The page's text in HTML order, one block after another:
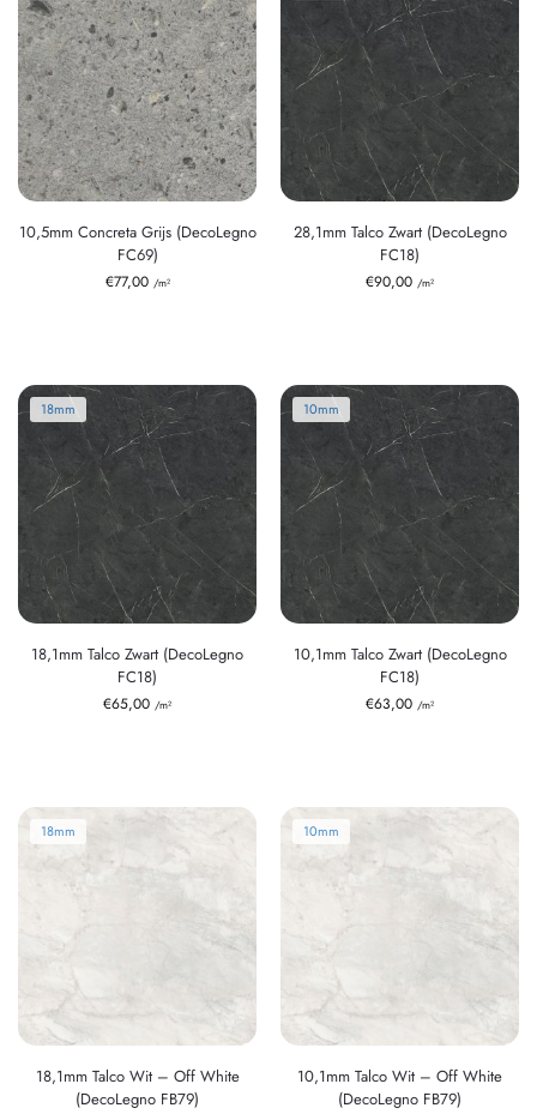
10,5mm Concreta Grijs (DecoLegno
FC69)
€77,00 /m²
28,1mm Talco Zwart (DecoLegno
FC18)
€90,00 /m²
18mm
18,1mm Talco Zwart (DecoLegno
FC18)
€65,00 /m²
10mm
10,1mm Talco Zwart (DecoLegno
FC18)
€63,00 /m²
18mm
18,1mm Talco Wit – Off White
(DecoLegno FB79)
10mm
10,1mm Talco Wit – Off White
(DecoLegno FB79)